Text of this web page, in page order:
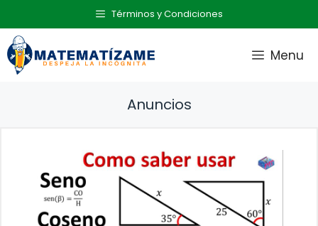
al
contenido
Términos y Condiciones
Menu
Anuncios